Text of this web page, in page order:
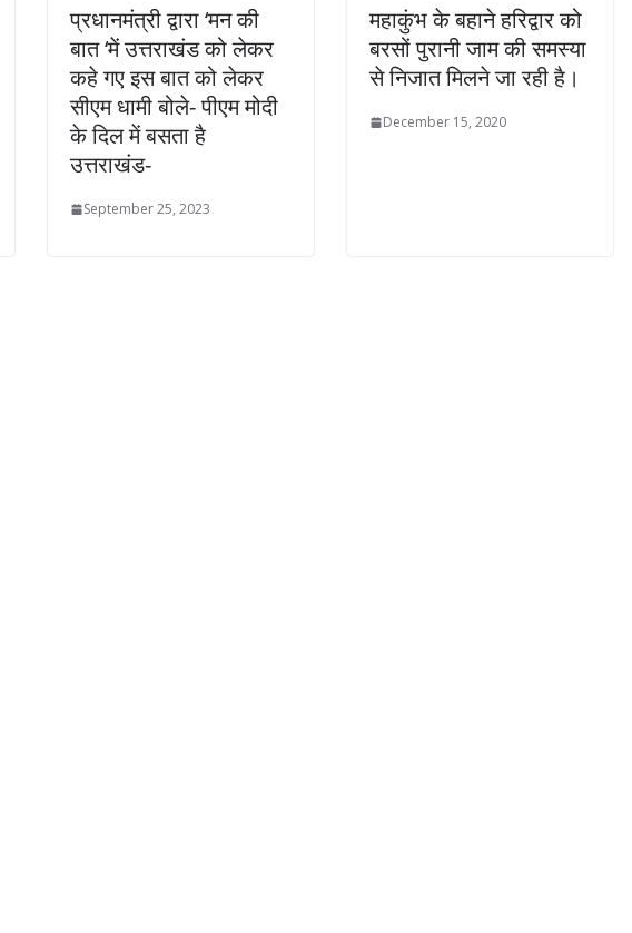
प्रधानमंत्री द्वारा ‘मन की
बात ‘में उत्तराखंड को लेकर
कहे गए इस बात को लेकर
सीएम धामी बोले- पीएम मोदी
के दिल में बसता है
उत्तराखंड-
September 25, 2023
महाकुंभ के बहाने हरिद्वार को
बरसों पुरानी जाम की समस्या
से निजात मिलने जा रही है।
December 15, 2020